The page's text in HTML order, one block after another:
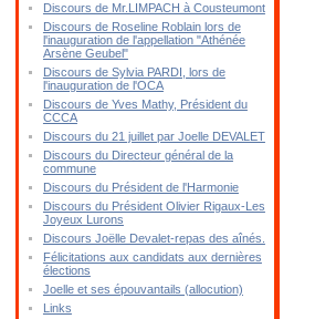
Discours de Mr.LIMPACH à Cousteumont
Discours de Roseline Roblain lors de
l'inauguration de l'appellation "Athénée
Arsène Geubel"
Discours de Sylvia PARDI, lors de
l'inauguration de l'OCA
Discours de Yves Mathy, Président du
CCCA
Discours du 21 juillet par Joelle DEVALET
Discours du Directeur général de la
commune
Discours du Président de l'Harmonie
Discours du Président Olivier Rigaux-Les
Joyeux Lurons
Discours Joëlle Devalet-repas des aînés.
Félicitations aux candidats aux dernières
élections
Joelle et ses épouvantails (allocution)
Links